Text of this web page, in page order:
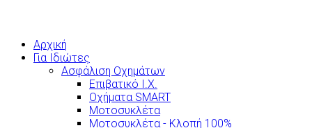
Αρχική
Για Ιδιώτες
Ασφάλιση Οχημάτων
Επιβατικό Ι.Χ.
Οχήματα SMART
Μοτοσυκλέτα
Μοτοσυκλέτα - Κλοπή 100%